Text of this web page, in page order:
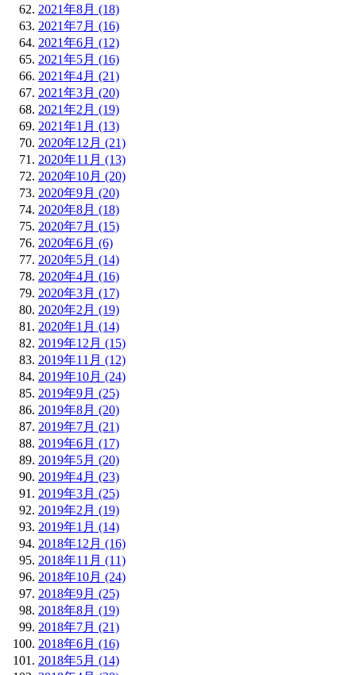
2021年8月 (18)
2021年7月 (16)
2021年6月 (12)
2021年5月 (16)
2021年4月 (21)
2021年3月 (20)
2021年2月 (19)
2021年1月 (13)
2020年12月 (21)
2020年11月 (13)
2020年10月 (20)
2020年9月 (20)
2020年8月 (18)
2020年7月 (15)
2020年6月 (6)
2020年5月 (14)
2020年4月 (16)
2020年3月 (17)
2020年2月 (19)
2020年1月 (14)
2019年12月 (15)
2019年11月 (12)
2019年10月 (24)
2019年9月 (25)
2019年8月 (20)
2019年7月 (21)
2019年6月 (17)
2019年5月 (20)
2019年4月 (23)
2019年3月 (25)
2019年2月 (19)
2019年1月 (14)
2018年12月 (16)
2018年11月 (11)
2018年10月 (24)
2018年9月 (25)
2018年8月 (19)
2018年7月 (21)
2018年6月 (16)
2018年5月 (14)